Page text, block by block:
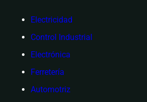
Electricidad
Control Industrial
Electrónica
Ferretería
Automotriz